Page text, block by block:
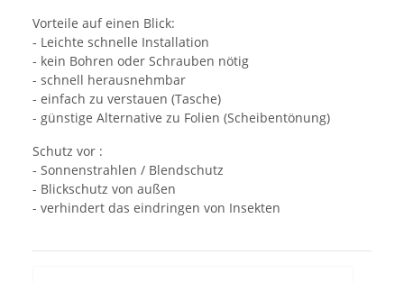
Vorteile auf einen Blick:
- Leichte schnelle Installation
- kein Bohren oder Schrauben nötig
- schnell herausnehmbar
- einfach zu verstauen (Tasche)
- günstige Alternative zu Folien (Scheibentönung)
Schutz vor :
- Sonnenstrahlen / Blendschutz
- Blickschutz von außen
- verhindert das eindringen von Insekten